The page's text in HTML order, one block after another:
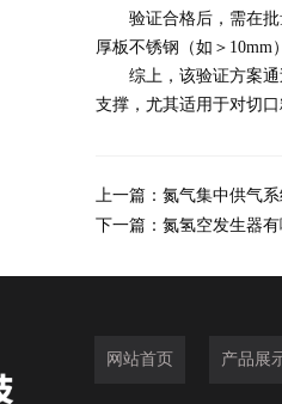
验证合格后，需在批
厚板不锈钢（如＞10mm
综上，该验证方案通
支撑，尤其适用于对切
上一篇： 氮气集中供气
下一篇： 氮氢空发生器
网站首页 产品展